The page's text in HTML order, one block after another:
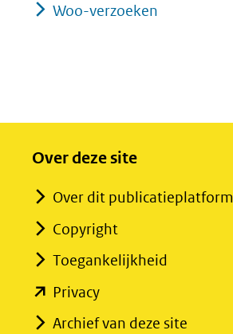
Woo-verzoeken
Over deze site
Over dit publicatieplatform
Copyright
Toegankelijkheid
Privacy(opent
in
Archief van deze site